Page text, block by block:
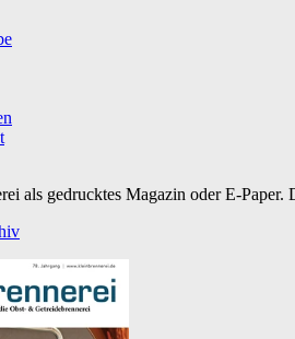
als gedrucktes Magazin oder E-